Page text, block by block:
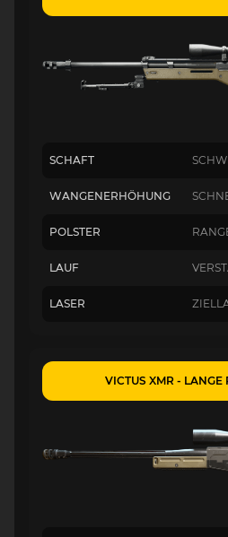
SCHAFT
WANGENERHÖHUNG
POLSTER
LAUF
LASER
VICTUS XMR - LANGE